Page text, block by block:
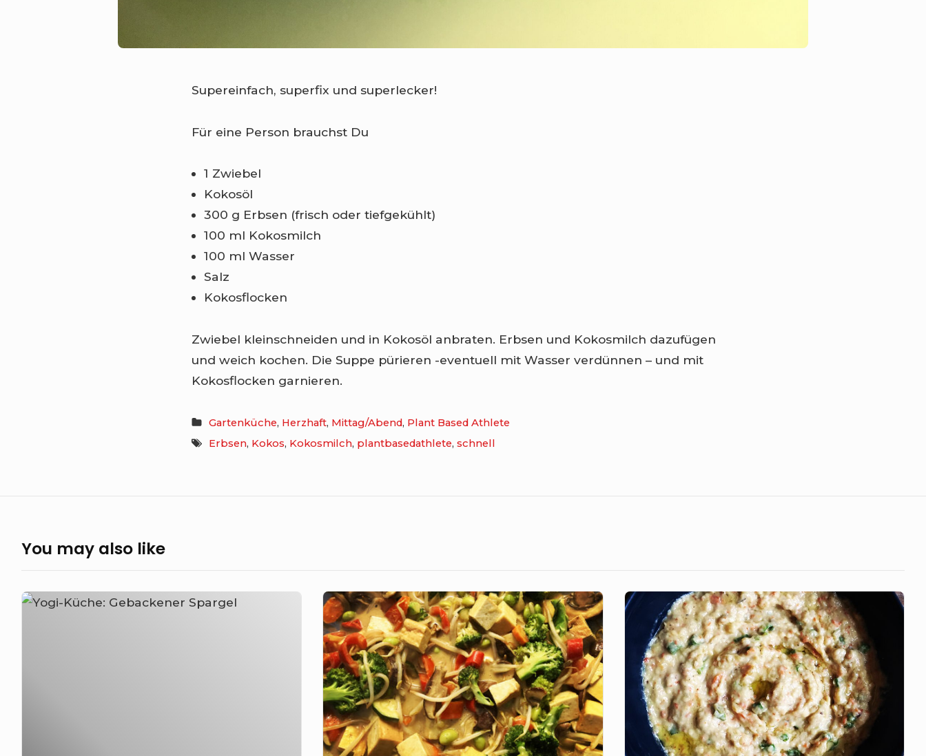
Supereinfach, superfix und superlecker!
Für eine Person brauchst Du
1 Zwiebel
Kokosöl
300 g Erbsen (frisch oder tiefgekühlt)
100 ml Kokosmilch
100 ml Wasser
Salz
Kokosflocken
Zwiebel kleinschneiden und in Kokosöl anbraten. Erbsen und Kokosmilch dazufügen
und weich kochen. Die Suppe pürieren -eventuell mit Wasser verdünnen – und mit
Kokosflocken garnieren.
Gartenküche, Herzhaft, Mittag/Abend, Plant Based Athlete
Erbsen, Kokos, Kokosmilch, plantbasedathlete,schnell
You may also like
Grüner
Goldenes
Curry
Baba
Ganoush